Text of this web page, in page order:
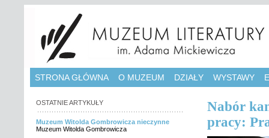
STRONA GŁÓWNA O MUZEUM DZIAŁY WYSTAWY
OSTATNIE ARTYKUŁY
Muzeum Witolda Gombrowicza nieczynne
Muzeum Witolda Gombrowicza
Nabór
pracy: